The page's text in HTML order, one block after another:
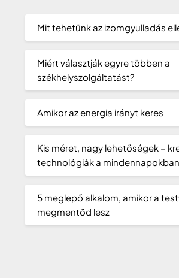
Mit tehetünk az izomgyulladás
Miért választják egyre többen a
székhelyszolgáltatást?
Amikor az energia irányt keres
Kis méret, nagy lehetőségek –
technológiák a mindennapokban
5 meglepő alkalom, amikor a
megmentőd lesz